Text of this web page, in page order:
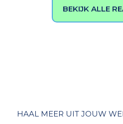
BEKIJK ALLE
HAAL MEER UIT JOUW